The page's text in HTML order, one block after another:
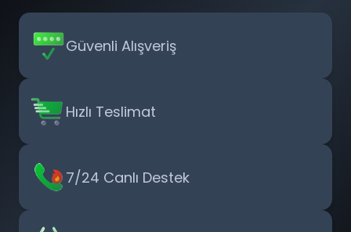
Güvenli Alışveriş
Hızlı Teslimat
7/24 Canlı Destek